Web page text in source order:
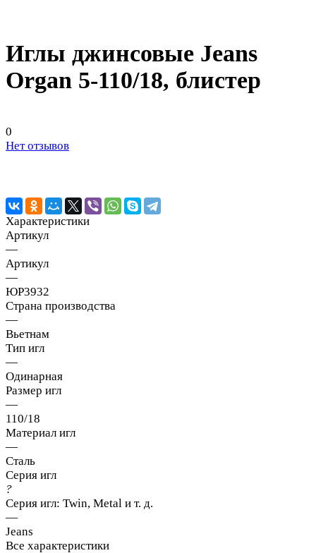
Иглы джинсовые Jeans
Organ 5-110/18, блистер
0
Нет отзывов
Характеристики
Артикул
—
Артикул
—
ЮР3932
Страна производства
—
Вьетнам
Тип игл
—
Одинарная
Размер игл
—
110/18
Материал игл
—
Сталь
Серия игл
?
Серия игл: Twin, Metal и т. д.
—
Jeans
Все характеристики